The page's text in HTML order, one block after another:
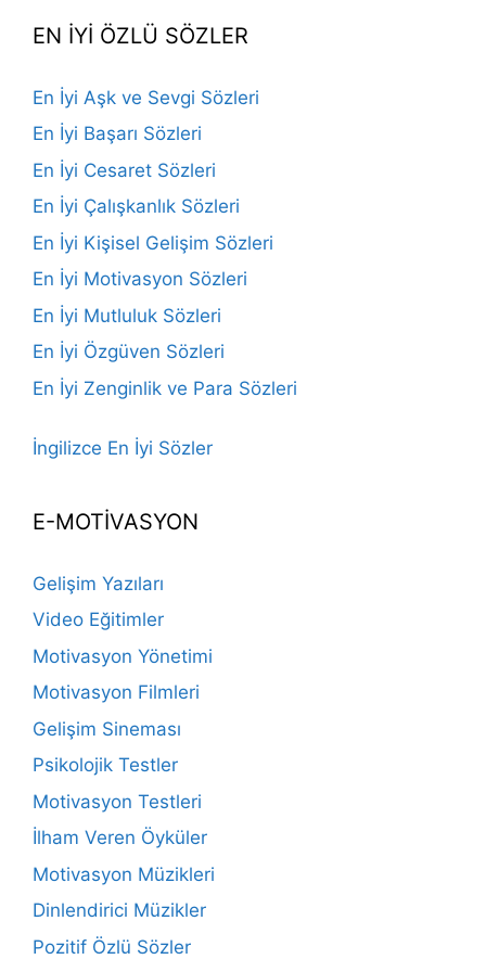
EN İYİ ÖZLÜ SÖZLER
En İyi Aşk ve Sevgi Sözleri
En İyi Başarı Sözleri
En İyi Cesaret Sözleri
En İyi Çalışkanlık Sözleri
En İyi Kişisel Gelişim Sözleri
En İyi Motivasyon Sözleri
En İyi Mutluluk Sözleri
En İyi Özgüven Sözleri
En İyi Zenginlik ve Para Sözleri
İngilizce En İyi Sözler
E-MOTİVASYON
Gelişim Yazıları
Video Eğitimler
Motivasyon Yönetimi
Motivasyon Filmleri
Gelişim Sineması
Psikolojik Testler
Motivasyon Testleri
İlham Veren Öyküler
Motivasyon Müzikleri
Dinlendirici Müzikler
Pozitif Özlü Sözler